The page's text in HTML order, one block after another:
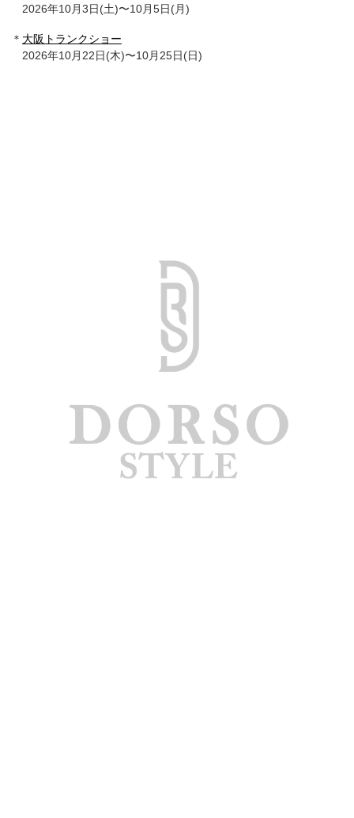
2026年10月3日(土)〜10月5日(月)
＊ 大阪トランクショー
2026年10月22日(木)〜10月25日(日)